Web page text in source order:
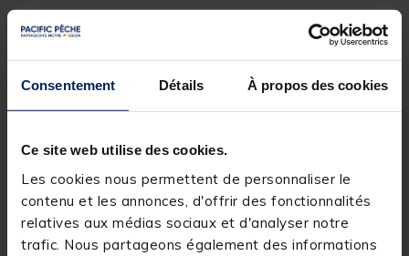
Consentement Détails À propos des cookies
Ce site web utilise des cookies.
Les cookies nous permettent de personnaliser le
contenu et les annonces, d'offrir des fonctionnalités
relatives aux médias sociaux et d'analyser notre
trafic. Nous partageons également des informations
Description & détails
BENTONITE 1KG
Argile grise sèche très collante à réserver aux
amorces de fond destinées à des pêches en fort
courant.